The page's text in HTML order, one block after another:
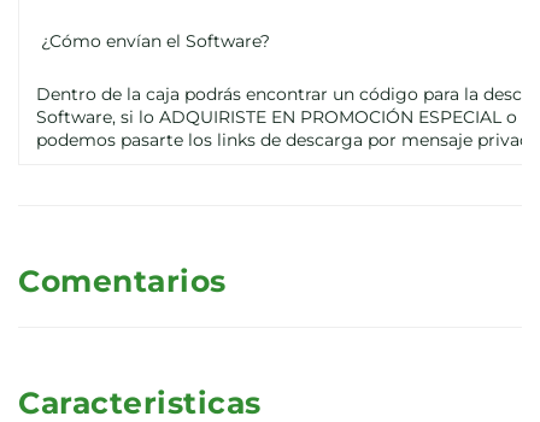
¿Cómo envían el Software?
Dentro de la caja podrás encontrar un código para la
Software, si lo ADQUIRISTE EN PROMOCIÓN ESPECIAL o
podemos pasarte los links de descarga por mensaje
Comentarios
Caracteristicas